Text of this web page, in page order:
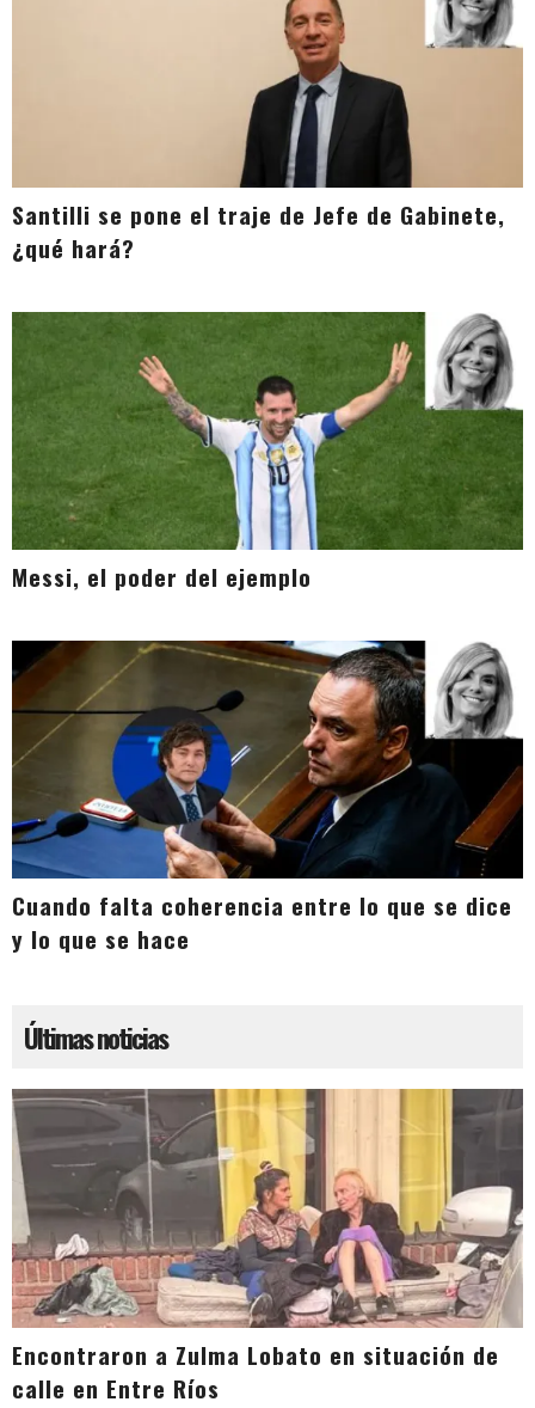
Santilli se pone el traje de Jefe de Gabinete,
¿qué hará?
Messi, el poder del ejemplo
Cuando falta coherencia entre lo que se dice
y lo que se hace
Últimas noticias
Encontraron a Zulma Lobato en situación de
calle en Entre Ríos